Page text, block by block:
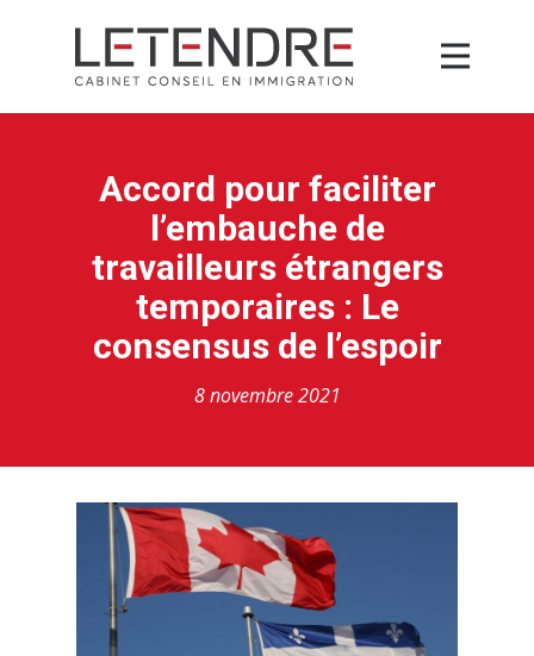
Accord pour faciliter
l’embauche de
travailleurs étrangers
temporaires : Le
consensus de l’espoir
8 novembre 2021